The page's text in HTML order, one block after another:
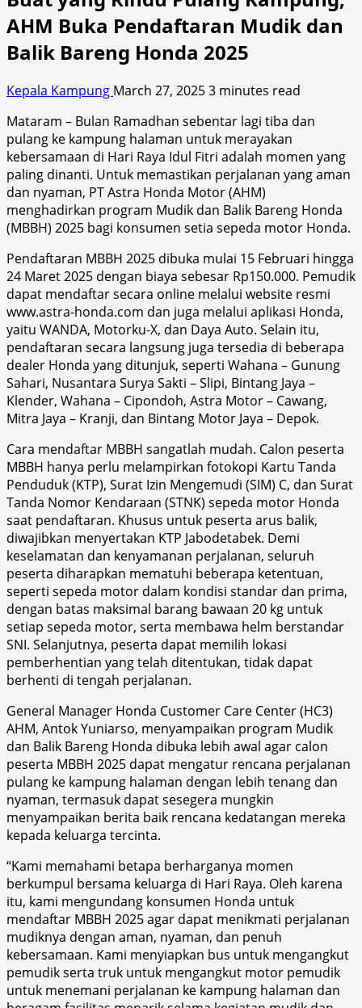
AHM Buka Pendaftaran Mudik dan
Balik Bareng Honda 2025
Kepala Kampung March 27, 20253 minutes read
Mataram – Bulan Ramadhan sebentar lagi tiba dan
pulang ke kampung halaman untuk merayakan
kebersamaan di Hari Raya Idul Fitri adalah momen yang
paling dinanti. Untuk memastikan perjalanan yang aman
dan nyaman, PT Astra Honda Motor (AHM)
menghadirkan program Mudik dan Balik Bareng Honda
(MBBH) 2025 bagi konsumen setia sepeda motor Honda.
Pendaftaran MBBH 2025 dibuka mulai 15 Februari hingga
24 Maret 2025 dengan biaya sebesar Rp150.000. Pemudik
dapat mendaftar secara online melalui website resmi
www.astra-honda.com dan juga melalui aplikasi Honda,
yaitu WANDA, Motorku-X, dan Daya Auto. Selain itu,
pendaftaran secara langsung juga tersedia di beberapa
dealer Honda yang ditunjuk, seperti Wahana – Gunung
Sahari, Nusantara Surya Sakti – Slipi, Bintang Jaya –
Klender, Wahana – Cipondoh, Astra Motor – Cawang,
Mitra Jaya – Kranji, dan Bintang Motor Jaya – Depok.
Cara mendaftar MBBH sangatlah mudah. Calon peserta
MBBH hanya perlu melampirkan fotokopi Kartu Tanda
Penduduk (KTP), Surat Izin Mengemudi (SIM) C, dan Surat
Tanda Nomor Kendaraan (STNK) sepeda motor Honda
saat pendaftaran. Khusus untuk peserta arus balik,
diwajibkan menyertakan KTP Jabodetabek. Demi
keselamatan dan kenyamanan perjalanan, seluruh
peserta diharapkan mematuhi beberapa ketentuan,
seperti sepeda motor dalam kondisi standar dan prima,
dengan batas maksimal barang bawaan 20 kg untuk
setiap sepeda motor, serta membawa helm berstandar
SNI. Selanjutnya, peserta dapat memilih lokasi
pemberhentian yang telah ditentukan, tidak dapat
berhenti di tengah perjalanan.
General Manager Honda Customer Care Center (HC3)
AHM, Antok Yuniarso, menyampaikan program Mudik
dan Balik Bareng Honda dibuka lebih awal agar calon
peserta MBBH 2025 dapat mengatur rencana perjalanan
pulang ke kampung halaman dengan lebih tenang dan
nyaman, termasuk dapat sesegera mungkin
menyampaikan berita baik rencana kedatangan mereka
kepada keluarga tercinta.
“Kami memahami betapa berharganya momen
berkumpul bersama keluarga di Hari Raya. Oleh karena
itu, kami mengundang konsumen Honda untuk
mendaftar MBBH 2025 agar dapat menikmati perjalanan
mudiknya dengan aman, nyaman, dan penuh
kebersamaan. Kami menyiapkan bus untuk mengangkut
pemudik serta truk untuk mengangkut motor pemudik
untuk menemani perjalanan ke kampung halaman dan